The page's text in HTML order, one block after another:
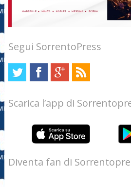
Segui SorrentoPress
Scarica l’app di
Diventa fan di